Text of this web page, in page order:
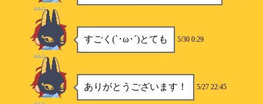
ゆきの
すごく(`･ω･´)とても 5/30 0:29
ゆきの
ありがとうございます！ 5/27 22:45
ゆきの